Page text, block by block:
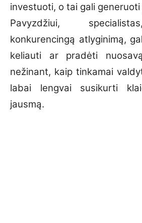
investuoti, o tai gali
Pavyzdžiui,
konkurencingą atlyginimą,
keliauti ar pradėti
nežinant, kaip tinkamai
labai lengvai susikurti
jausmą.